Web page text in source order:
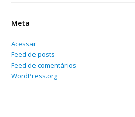
Meta
Acessar
Feed de posts
Feed de comentários
WordPress.org